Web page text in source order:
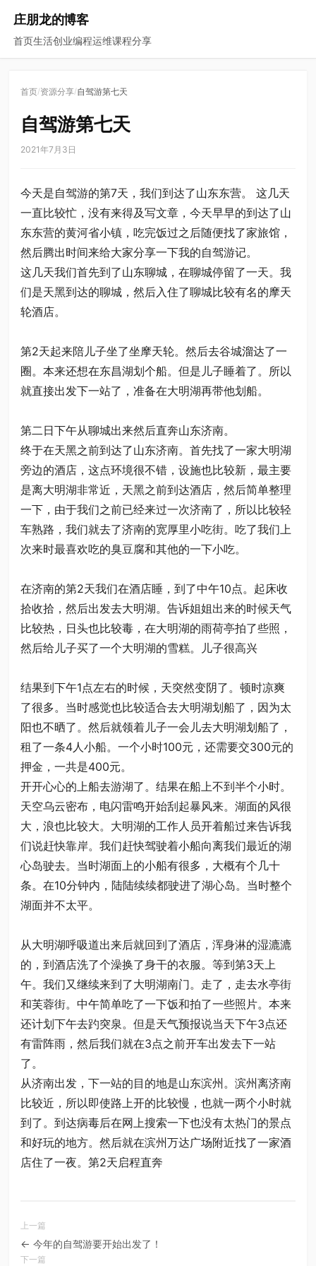
庄朋龙的博客
首页生活创业编程运维课程分享
首页/资源分享/自驾游第七天
自驾游第七天
2021年7月3日
今天是自驾游的第7天，我们到达了山东东营。 这几天
一直比较忙，没有来得及写文章，今天早早的到达了山
东东营的黄河省小镇，吃完饭过之后随便找了家旅馆，
然后腾出时间来给大家分享一下我的自驾游记。
这几天我们首先到了山东聊城，在聊城停留了一天。我
们是天黑到达的聊城，然后入住了聊城比较有名的摩天
轮酒店。
第2天起来陪儿子坐了坐摩天轮。然后去谷城溜达了一
圈。本来还想在东昌湖划个船。但是儿子睡着了。所以
就直接出发下一站了，准备在大明湖再带他划船。
第二日下午从聊城出来然后直奔山东济南。
终于在天黑之前到达了山东济南。首先找了一家大明湖
旁边的酒店，这点环境很不错，设施也比较新，最主要
是离大明湖非常近，天黑之前到达酒店，然后简单整理
一下，由于我们之前已经来过一次济南了，所以比较轻
车熟路，我们就去了济南的宽厚里小吃街。吃了我们上
次来时最喜欢吃的臭豆腐和其他的一下小吃。
在济南的第2天我们在酒店睡，到了中午10点。起床收
拾收拾，然后出发去大明湖。告诉姐姐出来的时候天气
比较热，日头也比较毒，在大明湖的雨荷亭拍了些照，
然后给儿子买了一个大明湖的雪糕。儿子很高兴
结果到下午1点左右的时候，天突然变阴了。顿时凉爽
了很多。当时感觉也比较适合去大明湖划船了，因为太
阳也不晒了。然后就领着儿子一会儿去大明湖划船了，
租了一条4人小船。一个小时100元，还需要交300元的
押金，一共是400元。
开开心心的上船去游湖了。结果在船上不到半个小时。
天空乌云密布，电闪雷鸣开始刮起暴风来。湖面的风很
大，浪也比较大。大明湖的工作人员开着船过来告诉我
们说赶快靠岸。我们赶快驾驶着小船向离我们最近的湖
心岛驶去。当时湖面上的小船有很多，大概有个几十
条。在10分钟内，陆陆续续都驶进了湖心岛。当时整个
湖面并不太平。
从大明湖呼吸道出来后就回到了酒店，浑身淋的湿漉漉
的，到酒店洗了个澡换了身干的衣服。等到第3天上
午。我们又继续来到了大明湖南门。走了，走去水亭街
和芙蓉街。中午简单吃了一下饭和拍了一些照片。本来
还计划下午去趵突泉。但是天气预报说当天下午3点还
有雷阵雨，然后我们就在3点之前开车出发去下一站
了。
从济南出发，下一站的目的地是山东滨州。滨州离济南
比较近，所以即使路上开的比较慢，也就一两个小时就
到了。到达病毒后在网上搜索一下也没有太热门的景点
和好玩的地方。然后就在滨州万达广场附近找了一家酒
店住了一夜。第2天启程直奔
← 今年的自驾游要开始出发了！